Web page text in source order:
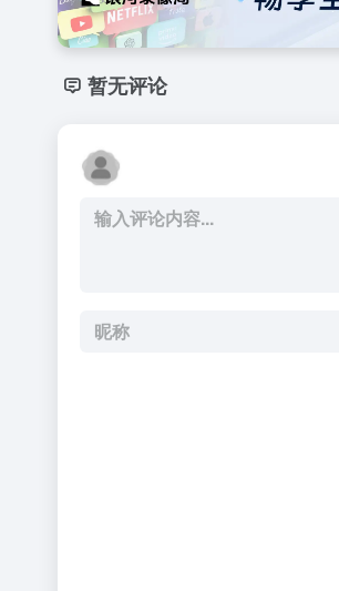
暂无评论